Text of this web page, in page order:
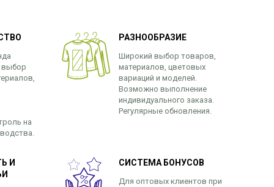
выбор
на
РАЗНООБРАЗИЕ
Широкий выбор товаров,
материалов, цветовых
вариаций и моделей.
Возможно выполнение
индивидуального заказа.
Регулярные обновления.
И
СИСТЕМА БОНУСОВ
Для оптовых клиентов при